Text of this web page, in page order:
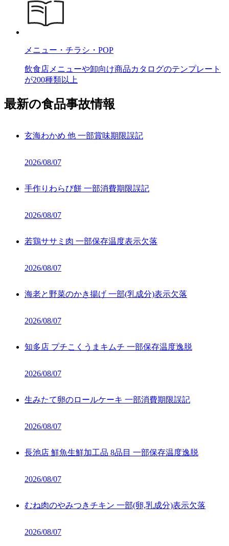
メニュー・チラシ・POP
飲食店メニューや卸向け商品カタログのテンプレート
が200種類以上
最新の食品事故情報
玄海わかめ 他 一部賞味期限誤記
2026/08/07
手作りわらび餅 一部消費期限誤記
2026/08/07
若鶏ササミ肉 一部保存温度表示欠落
2026/08/07
海老と野菜のかき揚げ 一部(乳成分)表示欠落
2026/08/07
知多店 プチこくうまキムチ 一部保存温度逸脱
2026/08/07
生みたて卵のロールケーキ 一部消費期限誤記
2026/08/07
長池店 鮮魚生鮮加工品 8品目 一部保存温度逸脱
2026/08/07
むね肉のやみつきチキン 一部(卵,乳成分)表示欠落
2026/08/07